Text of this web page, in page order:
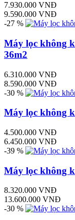
7.930.000 VNĐ
9.590.000 VNĐ
-27 %
Máy lọc không
36m2
6.310.000 VNĐ
8.590.000 VNĐ
-30 %
Máy lọc không
4.500.000 VNĐ
6.450.000 VNĐ
-39 %
Máy lọc không
8.320.000 VNĐ
13.600.000 VNĐ
-30 %